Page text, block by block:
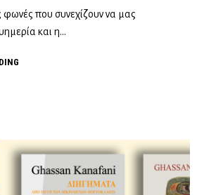
φωνές που συνεχίζουν να μας
και η…